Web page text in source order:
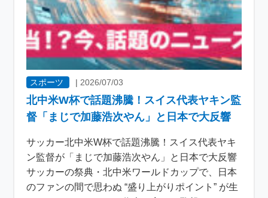
スポーツ |2026/07/03
北中米W杯で話題沸騰！スイス代表ヤキン監
督「まじで加藤浩次やん」と日本で大反響
サッカー北中米W杯で話題沸騰！スイス代表ヤキ
ン監督が「まじで加藤浩次やん」と日本で大反響
サッカーの祭典・北中米ワールドカップで、日本
のファンの間で思わぬ “盛り上がりポイント” が生